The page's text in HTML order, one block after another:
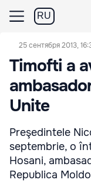
RU
25 сентября 2013,
Timofti a
Unite
Preşedintele
septembrie, o
Hosani,
Republica